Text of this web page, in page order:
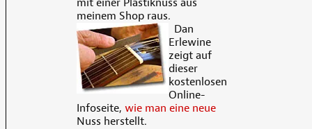
meinem Shop raus.
Dan
Erlewine
zeigt auf
dieser
kostenlosen
Online-
Infoseite, wie man eine neue
Nuss herstellt.